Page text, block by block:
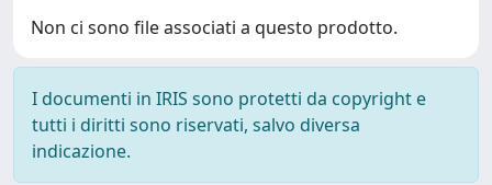
Non ci sono file associati a questo prodotto.
I documenti in IRIS sono protetti da copyright e
tutti i diritti sono riservati, salvo diversa
indicazione.